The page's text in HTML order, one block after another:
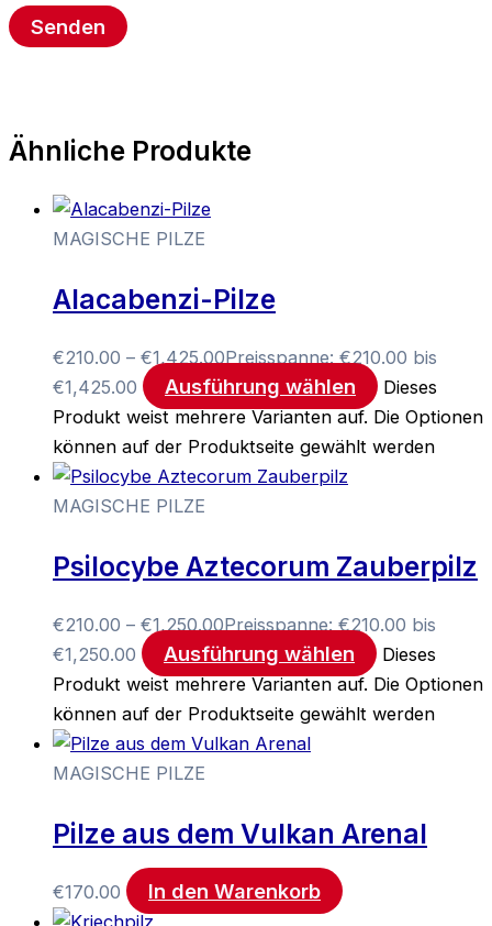
Ähnliche Produkte
MAGISCHE PILZE
Alacabenzi-Pilze
€210.00 – €1,425.00Preisspanne: €210.00 bis
€1,425.00
Ausführung wählen
Dieses
Produkt weist mehrere Varianten auf. Die Optionen
können auf der Produktseite gewählt werden
MAGISCHE PILZE
Psilocybe Aztecorum Zauberpilz
€210.00 – €1,250.00Preisspanne: €210.00 bis
€1,250.00
Ausführung wählen
Dieses
Produkt weist mehrere Varianten auf. Die Optionen
können auf der Produktseite gewählt werden
MAGISCHE PILZE
Pilze aus dem Vulkan Arenal
€170.00 In den Warenkorb